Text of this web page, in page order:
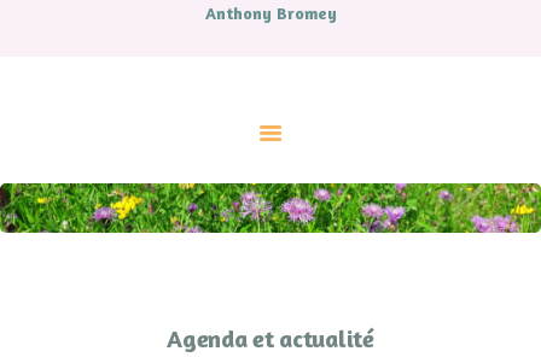
Anthony Bromey
MUSIQUE
ATELIERS ET SOINS
CONTACT.Agenda et actualité